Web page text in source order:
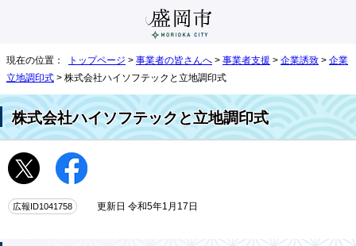
現在の位置： トップページ > 事業者の皆さんへ > 事業者支援 > 企業誘致 > 企業
立地調印式 > 株式会社ハイソフテックと立地調印式
株式会社ハイソフテックと立地調印式
広報ID1041758 更新日 令和5年1月17日